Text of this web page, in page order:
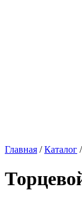
Главная /Каталог /